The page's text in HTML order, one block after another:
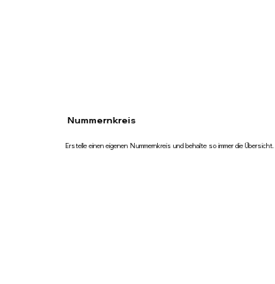
Nummernkreis
Erstelle einen eigenen Nummernkreis und behalte so immer die Übersicht.